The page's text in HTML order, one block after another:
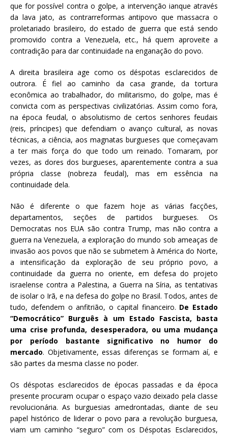
que for possível contra o golpe, a intervenção ianque através
da lava jato, as contrarreformas antipovo que massacra o
proletariado brasileiro, do estado de guerra que está sendo
promovido contra a Venezuela, etc., há quem aproveite a
contradição para dar continuidade na enganação do povo.
A direita brasileira age como os déspotas esclarecidos de
outrora. É fiel ao caminho da casa grande, da tortura
econômica ao trabalhador, do militarismo, do golpe, mas é
convicta com as perspectivas civilizatórias. Assim como fora,
na época feudal, o absolutismo de certos senhores feudais
(reis, príncipes) que defendiam o avanço cultural, as novas
técnicas, a ciência, aos magnatas burgueses que começavam
a ter mais força do que todo um reinado. Tomaram, por
vezes, as dores dos burgueses, aparentemente contra a sua
própria classe (nobreza feudal), mas em essência na
continuidade dela.
Não é diferente o que fazem hoje as várias facções,
departamentos, seções de partidos burgueses. Os
Democratas nos EUA são contra Trump, mas não contra a
guerra na Venezuela, a exploração do mundo sob ameaças de
invasão aos povos que não se submetem à América do Norte,
a intensificação da exploração de seu próprio povo, a
continuidade da guerra no oriente, em defesa do projeto
israelense contra a Palestina, a Guerra na Síria, as tentativas
de isolar o Irã, e na defesa do golpe no Brasil. Todos, antes de
tudo, defendem o anfitrião, o capital financeiro. De Estado
“Democrático” Burguês à um Estado Fascista, basta
uma crise profunda, desesperadora, ou uma mudança
por período bastante significativo no humor do
mercado. Objetivamente, essas diferenças se formam aí, e
são partes da mesma classe no poder.
Os déspotas esclarecidos de épocas passadas e da época
presente procuram ocupar o espaço vazio deixado pela classe
revolucionária. As burguesias amedrontadas, diante de seu
papel histórico de liderar o povo para a revolução burguesa,
viam um caminho “seguro” com os Déspotas Esclarecidos,